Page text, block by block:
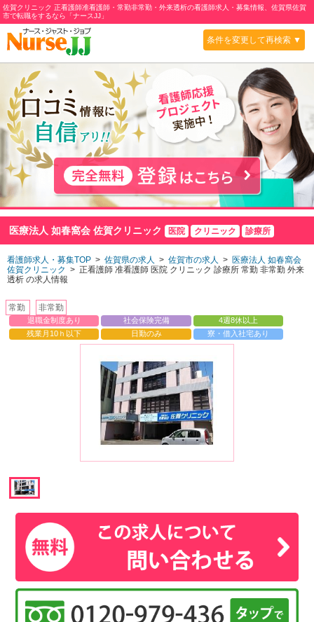
佐賀クリニック 正看護師准看護師・常勤非常勤・外来透析の看護師求人・募集情報、佐賀県佐賀
市で転職をするなら「ナースJJ」
条件を変更して再検索 ▼
医療法人 如春窩会 佐賀クリニック 医院 クリニック 診療所
看護師求人・募集TOP > 佐賀県の求人 > 佐賀市の求人 > 医療法人 如春窩会
佐賀クリニック > 正看護師 准看護師 医院 クリニック 診療所 常勤 非常勤 外来
透析 の求人情報
常勤 非常勤
退職金制度あり 社会保険完備
4週8休以上
残業月10ｈ以下
日勤のみ 寮・借入社宅あり